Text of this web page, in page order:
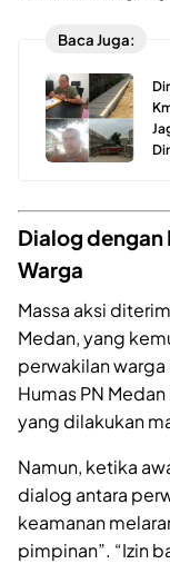
Baca Juga:
Dialog dengan
Warga
Massa aksi
Medan, yang
perwakilan
Humas PN
yang dilakukan
Namun, ketika
dialog antara
keamanan
pimpinan”. “Izin